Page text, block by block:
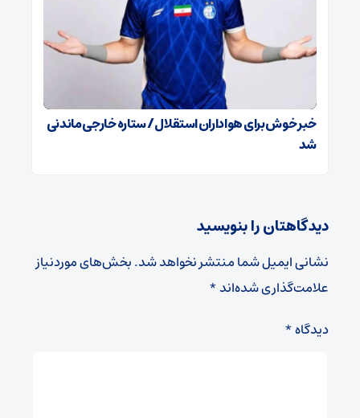
خبر خوش برای هواداران استقلال / ستاره خارجی ماندنی
شد
دیدگاهتان را بنویسید
نشانی ایمیل شما منتشر نخواهد شد.بخش‌های موردنیاز
علامت‌گذاری شده‌اند*
دیدگاه*